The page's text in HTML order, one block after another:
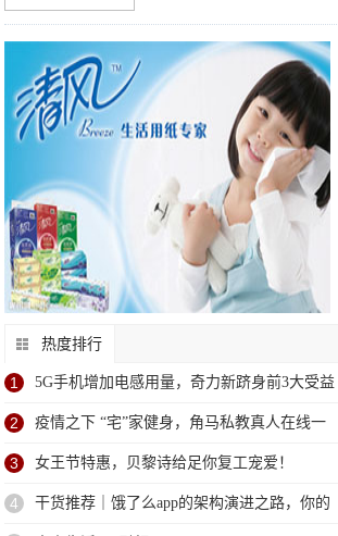
热度排行
1 5G手机增加电感用量，奇力新跻身前3大受益
2 疫情之下 “宅”家健身，角马私教真人在线一
3 女王节特惠，贝黎诗给足你复工宠爱！
4 干货推荐｜饿了么app的架构演进之路，你的